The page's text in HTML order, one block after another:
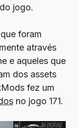
jogo.
foram
através
e aqueles que
dos assets
fez um
no jogo 171.